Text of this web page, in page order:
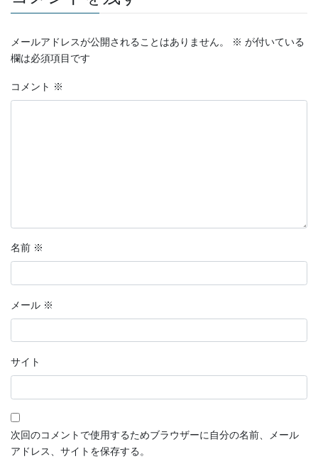
メールアドレスが公開されることはありません。 ※ が付いている
欄は必須項目です
コメント ※
名前 ※
メール ※
サイト
次回のコメントで使用するためブラウザーに自分の名前、メール
アドレス、サイトを保存する。